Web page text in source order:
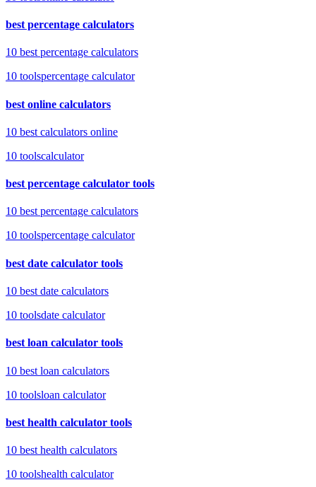
best percentage calculators
10 best percentage calculators
10 toolspercentage calculator
best online calculators
10 best calculators online
10 toolscalculator
best percentage calculator tools
10 best percentage calculators
10 toolspercentage calculator
best date calculator tools
10 best date calculators
10 toolsdate calculator
best loan calculator tools
10 best loan calculators
10 toolsloan calculator
best health calculator tools
10 best health calculators
10 toolshealth calculator